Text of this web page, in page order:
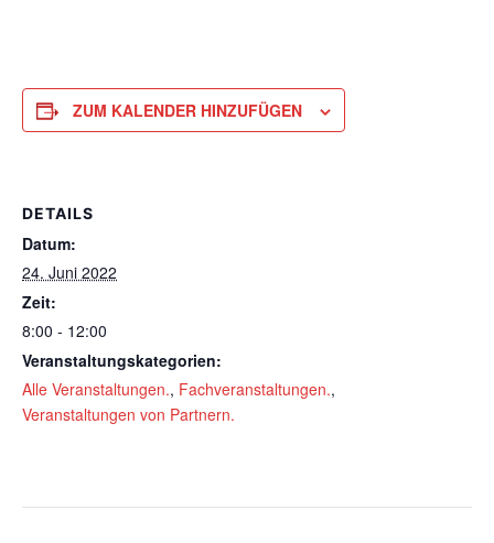
ZUM KALENDER HINZUFÜGEN
DETAILS
Datum:
24. Juni 2022
Zeit:
8:00 - 12:00
Veranstaltungskategorien:
Alle Veranstaltungen., Fachveranstaltungen.,
Veranstaltungen von Partnern.